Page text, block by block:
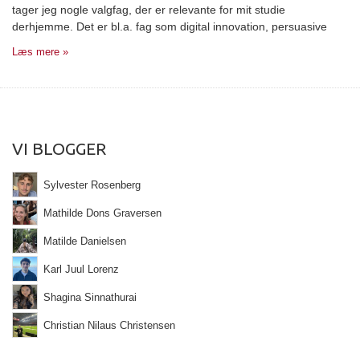
tager jeg nogle valgfag, der er relevante for mit studie
derhjemme. Det er bl.a. fag som digital innovation, persuasive
Læs mere »
VI BLOGGER
Sylvester Rosenberg
Mathilde Dons Graversen
Matilde Danielsen
Karl Juul Lorenz
Shagina Sinnathurai
Christian Nilaus Christensen